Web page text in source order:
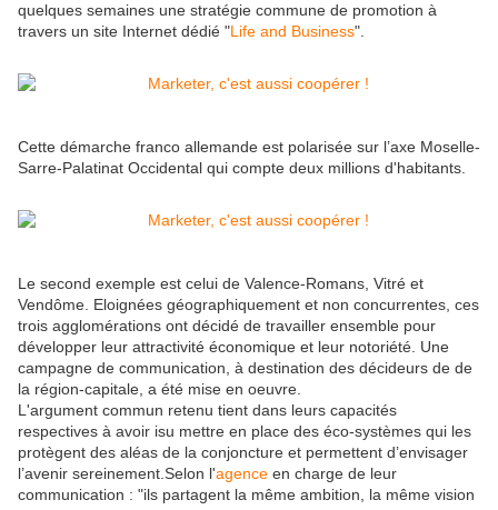
quelques semaines une stratégie commune de promotion à
travers un site Internet dédié "Life and Business".
Cette démarche franco allemande est polarisée sur l’axe Moselle-
Sarre-Palatinat Occidental qui compte deux millions d'habitants.
Le second exemple est celui de Valence-Romans, Vitré et
Vendôme. Eloignées géographiquement et non concurrentes, ces
trois agglomérations ont décidé de travailler ensemble pour
développer leur attractivité économique et leur notoriété. Une
campagne de communication, à destination des décideurs de de
la région-capitale, a été mise en oeuvre.
L'argument commun retenu tient dans leurs capacités
respectives à avoir isu mettre en place des éco-systèmes qui les
protègent des aléas de la conjoncture et permettent d’envisager
l’avenir sereinement.Selon l'agence en charge de leur
communication : "ils partagent la même ambition, la même vision